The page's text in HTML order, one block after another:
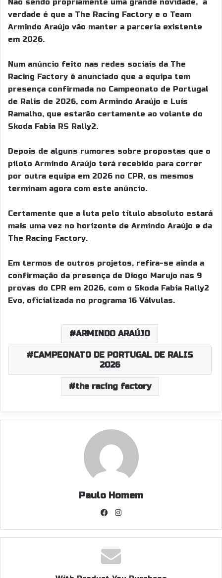
Não sendo propriamente uma grande novidade, a
verdade é que a The Racing Factory e o Team
Armindo Araújo vão manter a parceria existente
em 2026.
Num anúncio feito nas redes sociais da The
Racing Factory é anunciado que a equipa tem
presença confirmada no Campeonato de Portugal
de Ralis de 2026, com Armindo Araújo e Luís
Ramalho, que estarão certamente ao volante do
Skoda Fabia RS Rally2.
Depois de alguns rumores sobre propostas que o
piloto Armindo Araújo terá recebido para correr
por outra equipa em 2026 no CPR, os mesmos
terminam agora com este anúncio.
Certamente que a luta pelo título absoluto estará
mais uma vez no horizonte de Armindo Araújo e da
The Racing Factory.
Em termos de outros projetos, refira-se ainda a
confirmação da presença de Diogo Marujo nas 9
provas do CPR em 2026, com o Skoda Fabia Rally2
Evo, oficializada no programa 16 Válvulas.
ARMINDO ARAÚJO
CAMPEONATO DE PORTUGAL DE RALIS
2026
the racing factory
Paulo Homem
Facebook